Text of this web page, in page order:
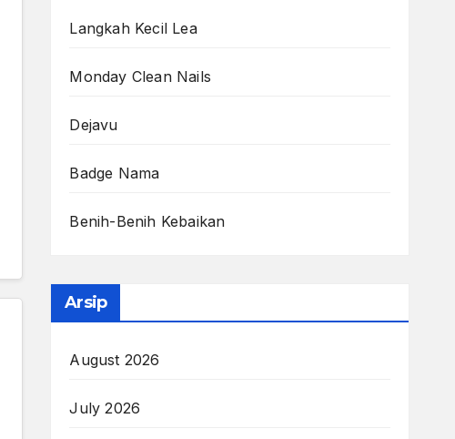
Langkah Kecil Lea
Monday Clean Nails
Dejavu
Badge Nama
Benih-Benih Kebaikan
Arsip
August 2026
July 2026